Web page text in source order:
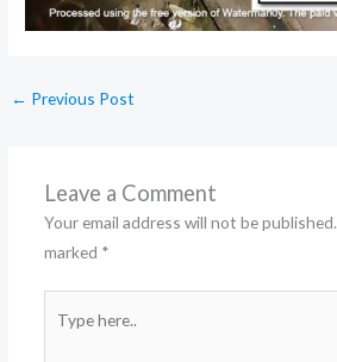
← Previous Post
Leave a Comment
Your email address will not be published.
marked *
here..